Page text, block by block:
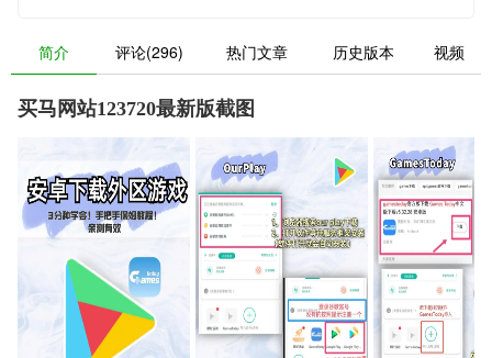
简介 评论(296) 热门文章 历史版本 视频
买马网站123720最新版截图